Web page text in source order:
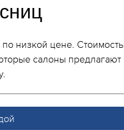
низкой цене. Стоимость
салоны предлагают